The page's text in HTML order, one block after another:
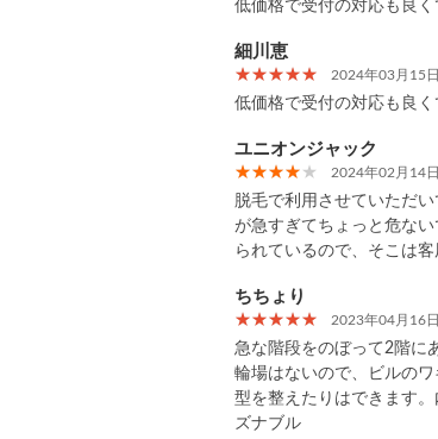
低価格で受付の対応も良
細川恵
2024年03月15日
低価格で受付の対応も良
ユニオンジャック
2024年02月14日
脱毛で利用させていただ
が急すぎてちょっと危な
られているので、そこは
ちちょり
2023年04月16日
急な階段をのぼって2階に
輪場はないので、ビルの
型を整えたりはできます
ズナブル